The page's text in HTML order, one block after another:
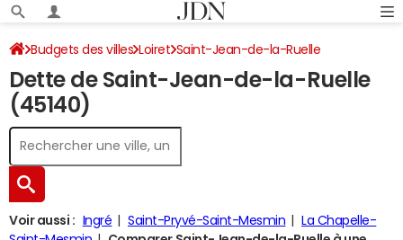
Budgets des villes Loiret Saint-Jean-de-la-Ruelle
Dette au 31/12/2024
Dette de Saint-Jean-de-la-Ruelle
(45140)
Voir aussi : Ingré Saint-Pryvé-Saint-Mesmin
La Chapelle-